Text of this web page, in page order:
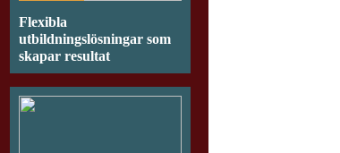
Flexibla
utbildningslösningar som
skapar resultat